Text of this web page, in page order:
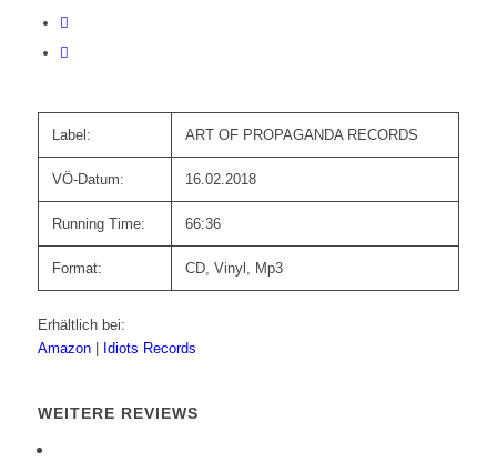
Label: ART OF PROPAGANDA RECORDS
VÖ-Datum: 16.02.2018
Running Time: 66:36
Format: CD, Vinyl, Mp3
Erhältlich bei:
Amazon
Idiots Records
WEITERE REVIEWS